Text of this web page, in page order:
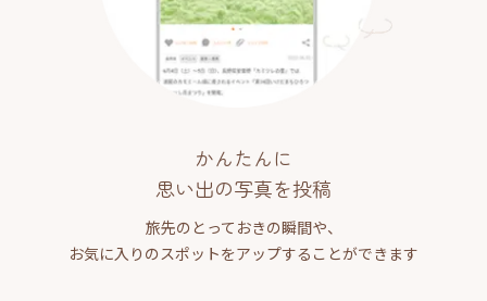
かんたんに
思い出の写真を投稿
旅先のとっておきの瞬間や、
お気に入りのスポットをアップすることができます